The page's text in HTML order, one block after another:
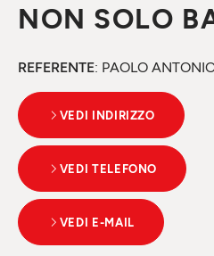
NON SOLO
REFERENTE: PAOLO
VEDI INDIRIZZO
VEDI TELEFONO
VEDI E-MAIL